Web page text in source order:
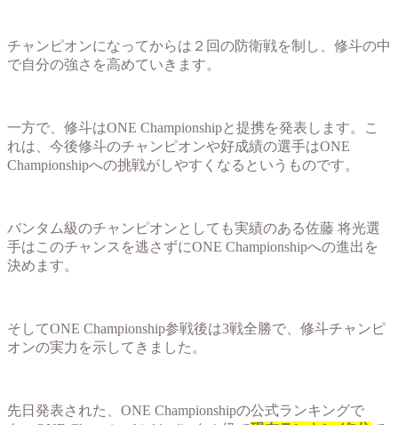
チャンピオンになってからは２回の防衛戦を制し、修斗の中
で自分の強さを高めていきます。
一方で、修斗はONE Championshipと提携を発表します。こ
れは、今後修斗のチャンピオンや好成績の選手はONE
Championshipへの挑戦がしやすくなるというものです。
バンタム級のチャンピオンとしても実績のある佐藤 将光選
手はこのチャンスを逃さずにONE Championshipへの進出を
決めます。
そしてONE Championship参戦後は3戦全勝で、修斗チャンピ
オンの実力を示してきました。
先日発表された、ONE Championshipの公式ランキングで